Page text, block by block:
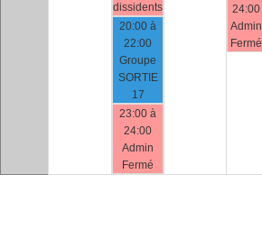
dissidents
20:00 à
22:00
Groupe
SORTIE
17
23:00 à
24:00
Admin
Fermé
24:00
Admin
Fermé